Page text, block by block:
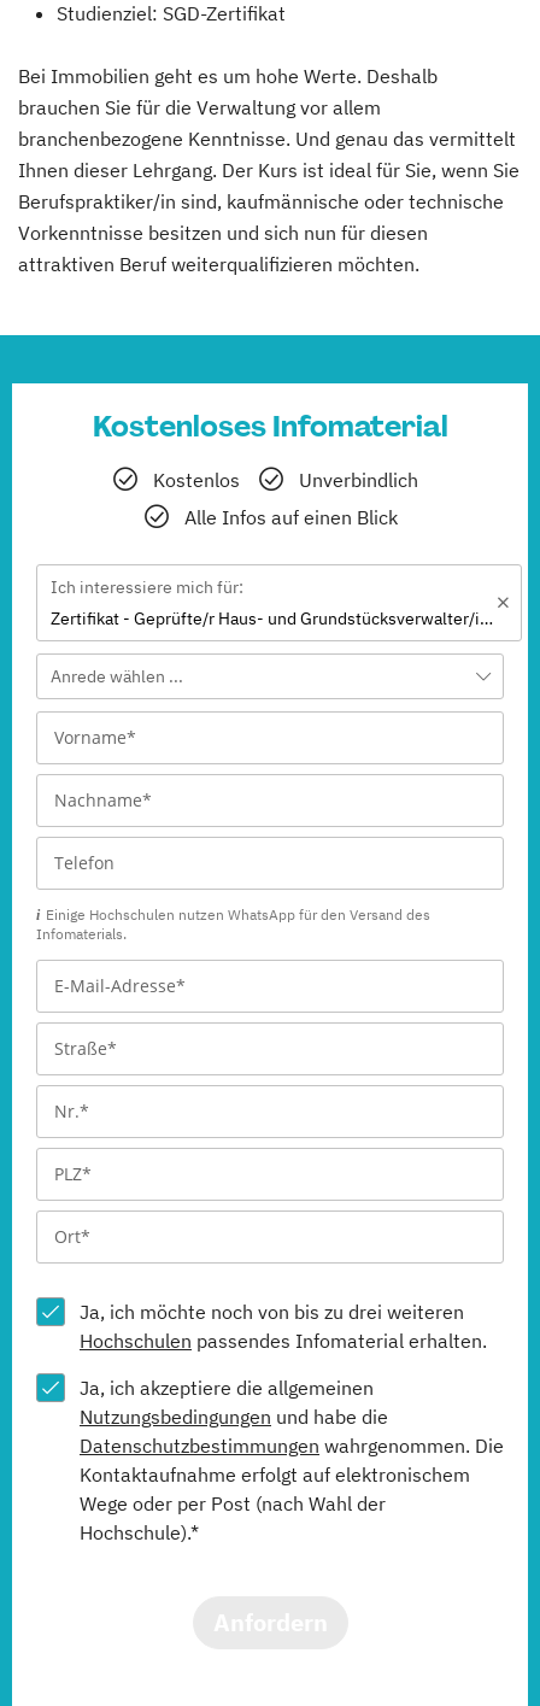
Studienziel: SGD-Zertifikat
Bei Immobilien geht es um hohe Werte. Deshalb
brauchen Sie für die Verwaltung vor allem
branchenbezogene Kenntnisse. Und genau das vermittelt
Ihnen dieser Lehrgang. Der Kurs ist ideal für Sie, wenn Sie
Berufspraktiker/in sind, kaufmännische oder technische
Vorkenntnisse besitzen und sich nun für diesen
attraktiven Beruf weiterqualifizieren möchten.
Kostenloses Infomaterial
Kostenlos
Unverbindlich
Alle Infos auf einen Blick
Ich interessiere mich für:
Zertifikat - Geprüfte/r Haus- und Grundstücksverwalter/in (SGD)
Anrede wählen ...
Einige Hochschulen nutzen WhatsApp für den Versand des
Infomaterials.
Ja, ich möchte noch von bis zu drei weiteren
Hochschulen passendes Infomaterial erhalten.
Ja, ich akzeptiere die allgemeinen
Nutzungsbedingungen und habe die
Datenschutzbestimmungen wahrgenommen. Die
Kontaktaufnahme erfolgt auf elektronischem
Wege oder per Post (nach Wahl der
Hochschule).*